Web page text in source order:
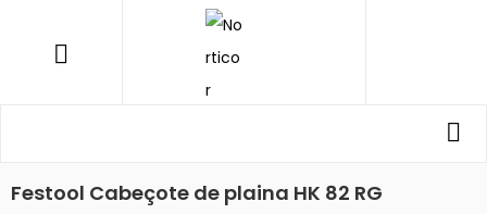
Festool Cabeçote de plaina HK 82 RG